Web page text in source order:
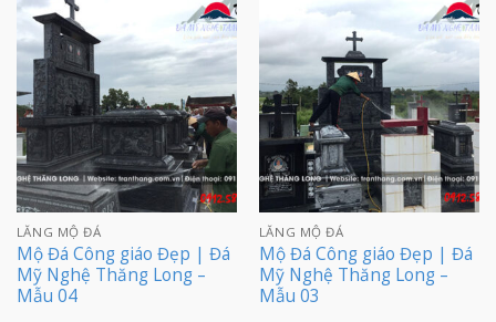
LĂNG MỘ ĐÁ
Mộ Đá Công giáo Đẹp | Đá
Mỹ Nghệ Thăng Long –
Mẫu 04
LĂNG MỘ ĐÁ
Mộ Đá Công giáo Đẹp | Đá
Mỹ Nghệ Thăng Long –
Mẫu 03